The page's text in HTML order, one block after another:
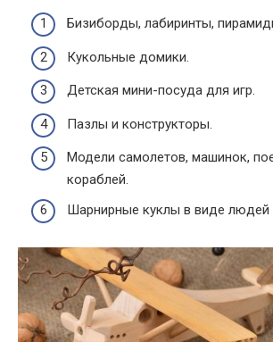
Бизиборды, лабиринты,
Кукольные домики.
Детская мини-посуда для игр.
Пазлы и конструкторы.
Модели самолетов, машинок,
кораблей.
Шарнирные куклы в виде людей